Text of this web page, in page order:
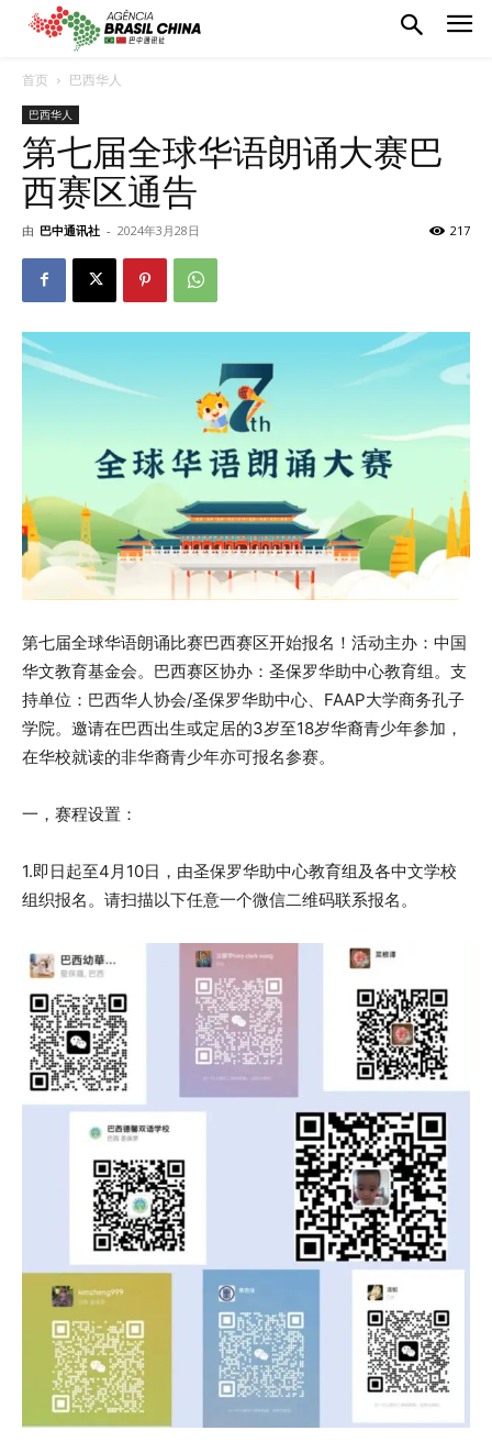
首页 巴西华人
巴西华人
第七届全球华语朗诵大赛巴
西赛区通告
由 巴中通讯社 - 2024年3月28日 217
第七届全球华语朗诵比赛巴西赛区开始报名！活动主办：中国
华文教育基金会。巴西赛区协办：圣保罗华助中心教育组。支
持单位：巴西华人协会/圣保罗华助中心、FAAP大学商务孔子
学院。邀请在巴西出生或定居的3岁至18岁华裔青少年参加，
在华校就读的非华裔青少年亦可报名参赛。
一，赛程设置：
1.即日起至4月10日，由圣保罗华助中心教育组及各中文学校
组织报名。请扫描以下任意一个微信二维码联系报名。